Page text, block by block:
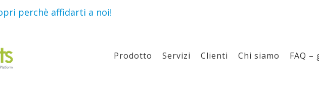
perchè affidarti a noi!
Prodotto Servizi Clienti Chi siamo FAQ